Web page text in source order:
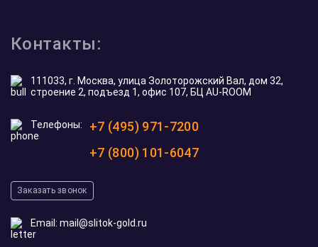
Контакты:
111033, г. Москва, улица Золоторожский Вал, дом 32,
строение 2, подъезд 1, офис 107, БЦ AU-ROOM
Телефоны:
+7 (495) 971-7200
+7 (800) 101-6047
Заказать звонок
Email: mail@slitok-gold.ru